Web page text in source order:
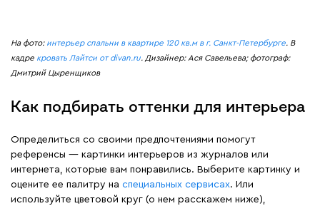
На фото: интерьер спальни в квартире 120 кв.м в г. Санкт-Петербурге. В
кадре кровать Лайтси от divan.ru. Дизайнер: Ася Савельева; фотограф:
Дмитрий Цыренщиков
Как подбирать оттенки для интерьера
Определиться со своими предпочтениями помогут
референсы — картинки интерьеров из журналов или
интернета, которые вам понравились. Выберите картинку и
оцените ее палитру на специальных сервисах. Или
используйте цветовой круг (о нем расскажем ниже),